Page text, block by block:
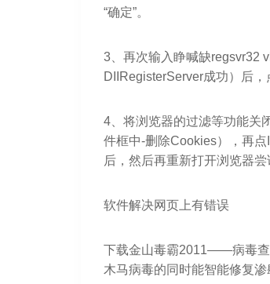
“确定”。
3、再次输入睁喊缺regsvr32
DIIRegisterServer成功）后，
4、将浏览器的过滤等功能关
件框中-删除Cookies），再
后，然后再重新打开浏览器尝
软件解决网页上有错误
下载金山毒霸2011——病毒
木马病毒的同时能智能修复渗